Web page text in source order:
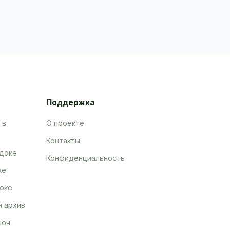
в
архив
Поддержка
О проекте
Контакты
Конфиденциальность